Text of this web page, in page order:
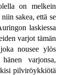
on melkein
sakea, että se
laskiessa
varjot tämän
nousee ylös
varjonsa,
pilviröykkiötä